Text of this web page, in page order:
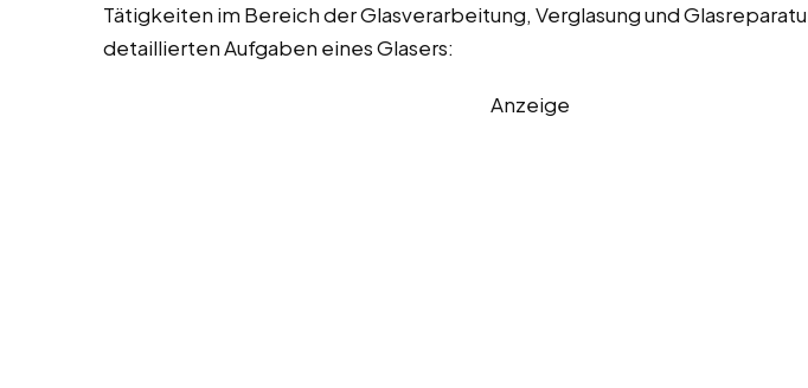
Tätigkeiten im Bereich der Glasverarbeitung, Verglasung und
detaillierten Aufgaben eines Glasers:
Anzeige